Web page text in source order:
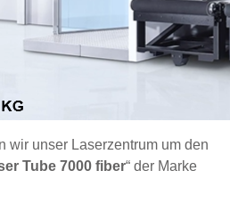
wir unser Laserzentrum um den
Tube 7000 fiber“ der Marke